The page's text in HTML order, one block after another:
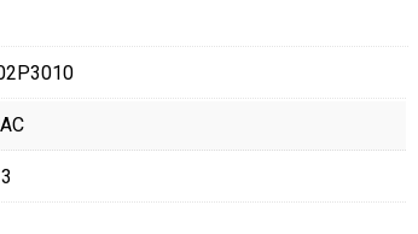
3